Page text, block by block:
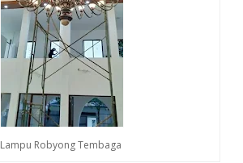
Lampu Robyong Tembaga